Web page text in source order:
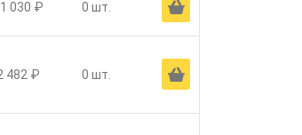
030 ₽ 0 шт. Ä
482 ₽ 0 шт. Ä